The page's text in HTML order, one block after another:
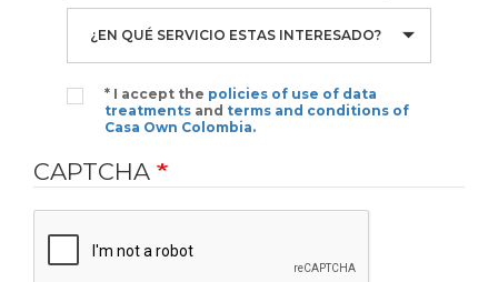
* I accept the policies of use of data
treatments and terms and conditions of
Casa Own Colombia.
CAPTCHA